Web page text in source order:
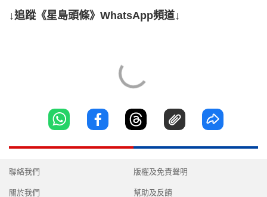
↓追蹤《星島頭條》WhatsApp頻道↓
聯絡我們
關於我們
版權及免責聲明
幫助及反饋